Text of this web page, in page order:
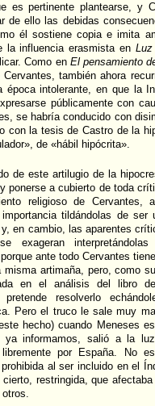
es pertinente plantearse, y
de ello las debidas
él sostiene copia e imita
la influencia erasmista en
Como en El pensamiento
también ahora
época intolerante, en que la
públicamente con
se habría conducido con
con la tesis de Castro de la
de «hábil hipócrita».
de este artilugio de la
ponerse a cubierto de toda
religioso de Cervantes,
tildándolas de ser
en cambio, las aparentes
exageran
ante todo Cervantes
misma artimaña, pero, como
en el análisis del libro
pretende resolverlo
Pero el truco le sale muy
hecho) cuando Meneses
ya informamos, salió a la
por España. No
al ser incluido en el
cierto, restringida, que